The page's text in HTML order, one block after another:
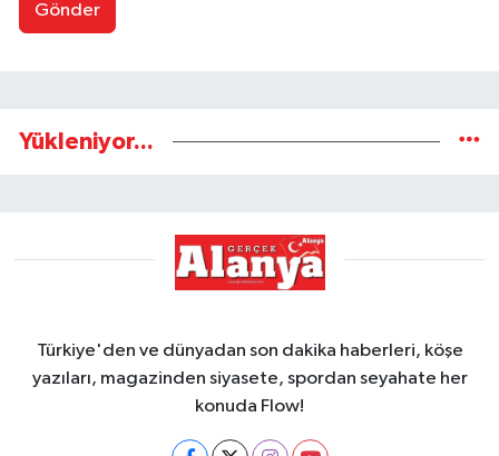
Gönder
Yükleniyor...
Türkiye'den ve dünyadan son dakika haberleri, köşe
yazıları, magazinden siyasete, spordan seyahate her
konuda Flow!